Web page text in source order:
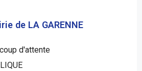
de LA GARENNE
d'attente